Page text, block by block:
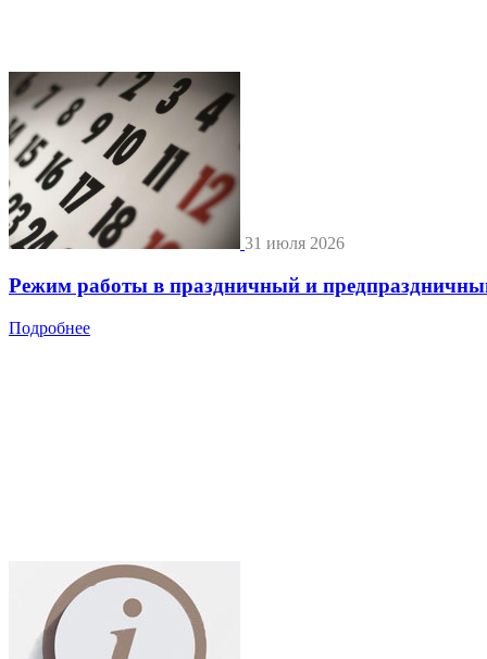
31 июля 2026
Режим работы в праздничный и
Подробнее